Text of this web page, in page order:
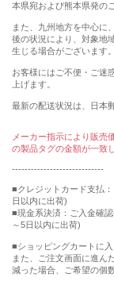
本県宛および熊本県発の
また、九州地方を中心に
後の状況により、対象地
生じる場合がございます。
お客様にはご不便・ご迷
上げます。
最新の配送状況は、日本
メーカー指示により販売
の製品タグの金額が一致
-----------------------------
■クレジットカード支払
日以内に出荷)
■現金系決済：ご入金確
～5日以内に出荷)
■ショッピングカートに
また、ご注文画面に進ん
減った場合、ご希望の個